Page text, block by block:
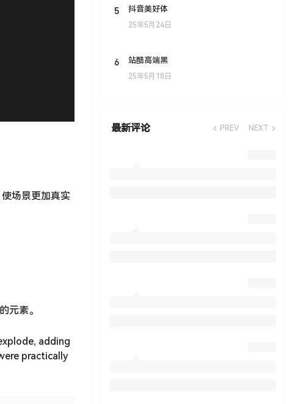
场景更加真实
元素。
adding
practically
5 抖音美好体
25年5月24日
6 站酷高端黑
25年5月18日
最新评论 PREV NEXT